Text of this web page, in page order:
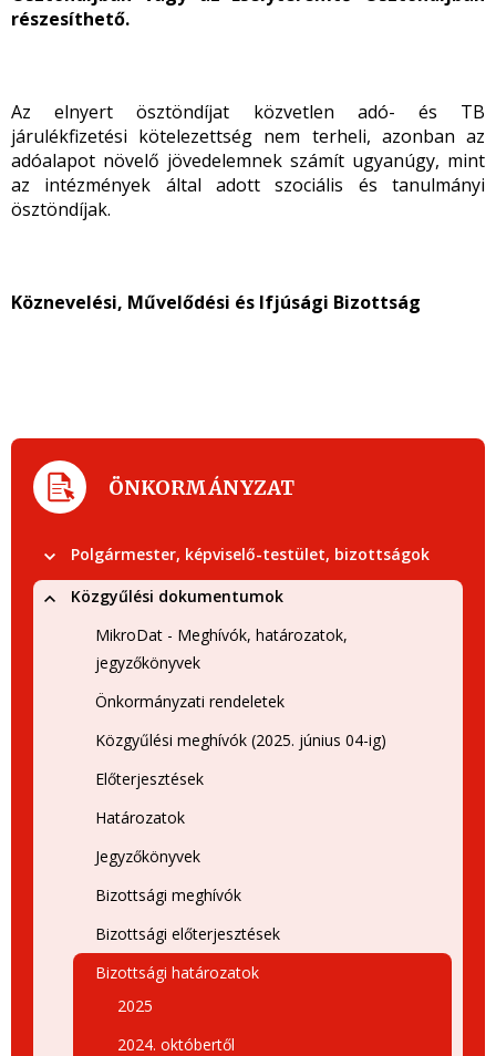
részesíthető.
Az elnyert ösztöndíjat közvetlen adó- és TB
járulékfizetési kötelezettség nem terheli, azonban az
adóalapot növelő jövedelemnek számít ugyanúgy, mint
az intézmények által adott szociális és tanulmányi
ösztöndíjak.
Köznevelési, Művelődési és Ifjúsági Bizottság
ÖNKORMÁNYZAT
Polgármester, képviselő-testület, bizottságok
Közgyűlési dokumentumok
MikroDat - Meghívók, határozatok,
jegyzőkönyvek
Önkormányzati rendeletek
Közgyűlési meghívók (2025. június 04-ig)
Előterjesztések
Határozatok
Jegyzőkönyvek
Bizottsági meghívók
Bizottsági előterjesztések
Bizottsági határozatok
2025
2024. októbertől